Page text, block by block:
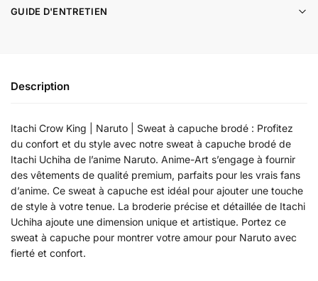
GUIDE D'ENTRETIEN
Description
Itachi Crow King | Naruto | Sweat à capuche brodé : Profitez
du confort et du style avec notre sweat à capuche brodé de
Itachi Uchiha de l’anime Naruto. Anime-Art s’engage à fournir
des vêtements de qualité premium, parfaits pour les vrais fans
d’anime. Ce sweat à capuche est idéal pour ajouter une touche
de style à votre tenue. La broderie précise et détaillée de Itachi
Uchiha ajoute une dimension unique et artistique. Portez ce
sweat à capuche pour montrer votre amour pour Naruto avec
fierté et confort.